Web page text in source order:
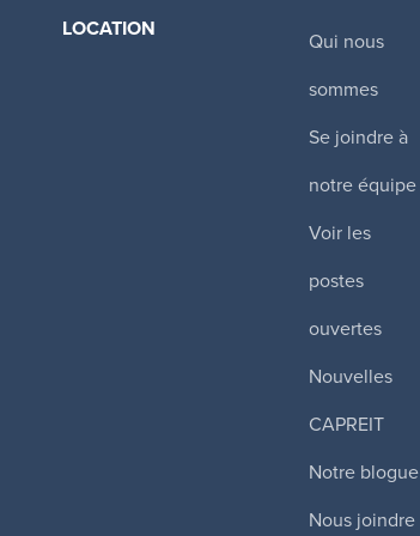
LOCATION
Qui nous
sommes
Se joindre à
notre équipe
Voir les
postes
ouvertes
Nouvelles
CAPREIT
Notre blogue
Nous joindre
Canadian Apartment Properties REIT